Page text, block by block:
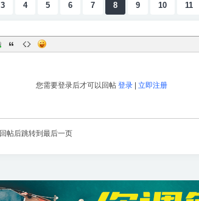
3 4 5 6 7 8 9 10 11
您需要登录后才可以回帖 登录| 立即注册
回帖后跳转到最后一页